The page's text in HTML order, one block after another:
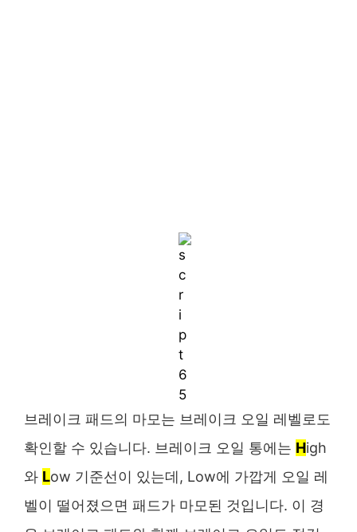
브레이크 패드의 마모는 브레이크 오일 레벨로도
확인할 수 있습니다. 브레이크 오일 통에는 High
와 Low 기준선이 있는데, Low에 가깝게 오일 레
벨이 떨어졌으면 패드가 마모된 것입니다. 이 경